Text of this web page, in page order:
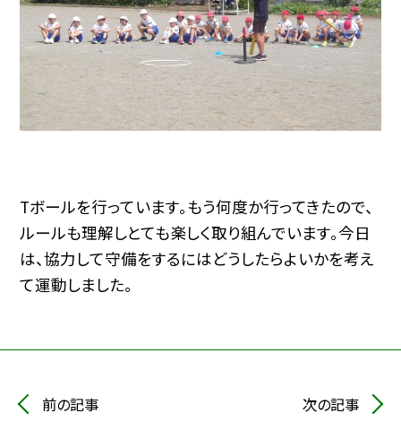
Tボールを行っています。もう何度か行ってきたので、
ルールも理解しとても楽しく取り組んでいます。今日
は、協力して守備をするにはどうしたらよいかを考え
て運動しました。
前の記事 次の記事